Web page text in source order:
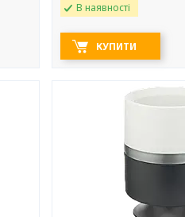
В наявності
КУПИТИ